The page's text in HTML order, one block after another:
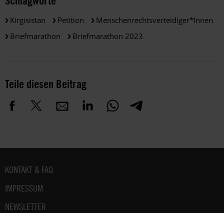
Kirgisistan Petition
Menschenrechtsverteidiger*innen
Briefmarathon
Briefmarathon 2023
Teile diesen Beitrag
Fußbereich
KONTAKT & FAQ
IMPRESSUM
NEWSLETTER